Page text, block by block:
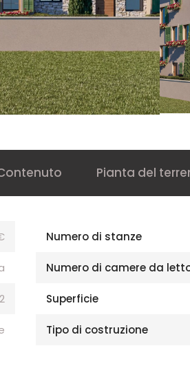
Pianta del
Numero di stanze
Numero di camere da
2 Superficie
Tipo di costruzione